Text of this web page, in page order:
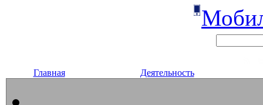
Главная Деятельность